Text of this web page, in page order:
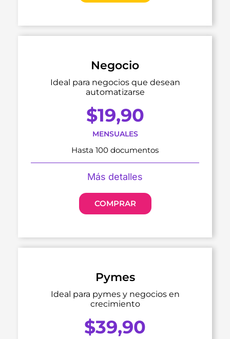
Negocio
Ideal para negocios que desean
automatizarse
$19,90
MENSUALES
Hasta 100 documentos
Más detalles
COMPRAR
Pymes
Ideal para pymes y negocios en
crecimiento
$39,90